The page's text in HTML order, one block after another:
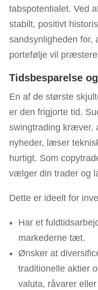
tabspotentialet. Ved
stabilt, positivt
sandsynligheden for,
portefølje vil
Tidsbesparelse
En af de største
er den frigjorte tid.
swingtrading kræver,
nyheder, læser
hurtigt. Som
vælger din trader og
Dette er ideelt for
Har et
markederne tæt.
Ønsker at
traditionelle aktier
valuta, råvarer